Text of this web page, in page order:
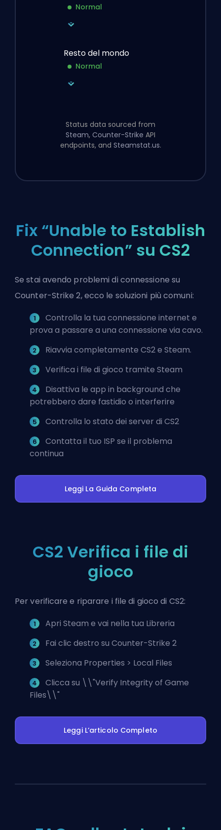
Normal
Resto del mondo
Normal
Status data sourced from
Steam, Counter-Strike API
endpoints, and Steamstat.us.
Fix “Unable to Establish
Connection” su CS2
Se stai avendo problemi di connessione su
Counter-Strike 2, ecco le soluzioni più comuni:
Controlla la tua connessione internet e
prova a passare a una connessione via cavo.
Riavvia completamente CS2 e Steam.
Verifica i file di gioco tramite Steam
Disattiva le app in background che
potrebbero dare fastidio o interferire
Controlla lo stato dei server di CS2
Contatta il tuo ISP se il problema
continua
Leggi La Guida Completa
CS2 Verifica i file di
gioco
Per verificare e riparare i file di gioco di CS2:
Apri Steam e vai nella tua Libreria
Fai clic destro su Counter-Strike 2
Seleziona Properties > Local Files
Clicca su \\"Verify Integrity of Game
Files\\"
Leggi L’articolo Completo